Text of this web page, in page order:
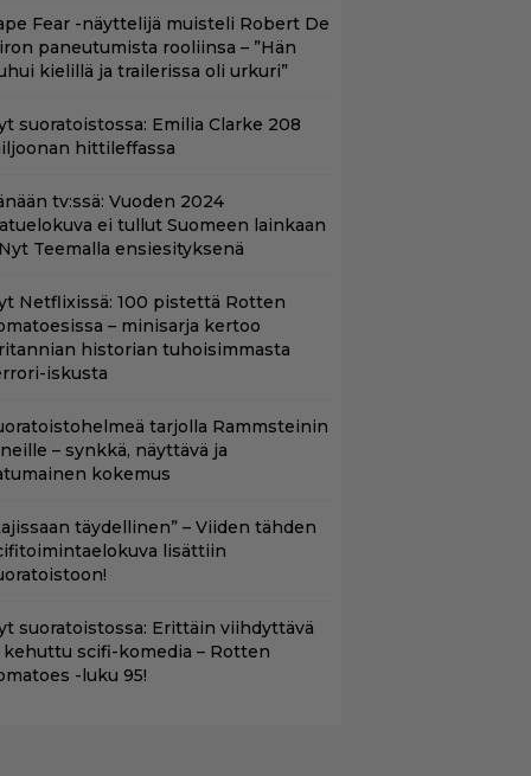
Fear -näyttelijä muisteli Robert De
paneutumista rooliinsa – ”Hän
kielillä ja trailerissa oli urkuri”
suoratoistossa: Emilia Clarke 208
hittileffassa
tv:ssä: Vuoden 2024
ei tullut Suomeen lainkaan
Teemalla ensiesityksenä
Netflixissä: 100 pistettä Rotten
– minisarja kertoo
historian tuhoisimmasta
iskusta
tarjolla Rammsteinin
– synkkä, näyttävä ja
kokemus
täydellinen” – Viiden tähden
lisättiin
suoratoistossa: Erittäin viihdyttävä
kehuttu scifi-komedia – Rotten
-luku 95!